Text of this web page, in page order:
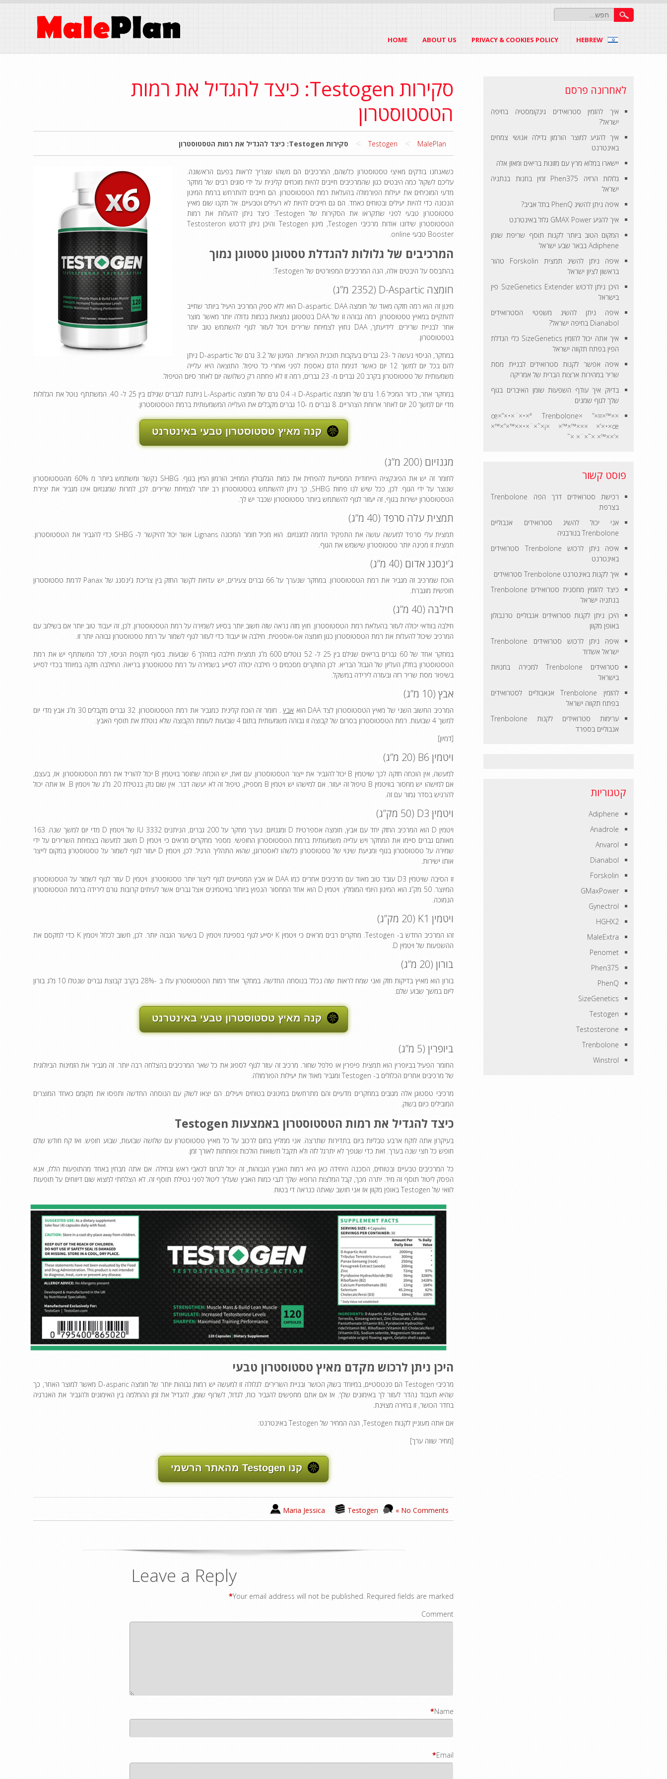
HOME ABOUT US PRIVACY & COOKIES POLICY HEBREW
סקירות Testogen: כיצד להגדיל את רמות
הטסטוסטרון
MalePlan
>
Testogen
> סקירות Testogen: כיצד להגדיל את רמות הטסטוסטרון
כשאנחנו בודקים מאיצי טסטוסטרון כלשהם, המרכיבים הם משהו שצריך לראות בפעם הראשונה.
עליכם לשקול כמה היבטים כגון שהמרכיבים חייבים להיות מוכחים קלינית על ידי סוגים רבים של מחקר
מדעי המוכיחים את יעילות הפורמולה בהעלאת רמת הטסטוסטרון. הם חייבים להתרחש ברמת המינון
הנכונה כדי להיות יעילים ובטוחים כאחד. הם גם חייבים להיות לא רעילים וטבעיים. אל תקנו שום מאיץ
טסטוסטרון טבעי לפני שתקראו את הסקירות של Testogen: כיצד ניתן להעלות את רמות
הטסטוסטרון שידונו אודות מרכיבי Testogen, מינון Testogen והיכן ניתן לרכוש Testosteron
Booster טבעי online.
המרכיבים של גלולות להגדלת טסטוגן טסטוגן נמוך
בהתבסס על היבטים אלה, הנה המרכיבים המפורטים של Testogen:
חומצה D-Aspartic (2352 מ”ג)
מינון זה הוא רמה חזקה מאוד של חומצה D-aspartic. DAA הוא ללא ספק המרכיב היעיל ביותר שחייב
להתקיים במאיץ טסטוסטרון. רמה גבוהה זו של DAA בטסטוגן נמצאת בכמות גדולה יותר מאשר מוצר
אחר לבניית שרירים. לידיעתך, DAA נחוץ לצמיחת שרירים ויכול לעזור לגוף להשתמש טוב יותר
בטסטוסטרון.
במחקר, הניסוי נעשה ל -23 גברים בעקבות תוכנית הפוריות. המינון של 3.2 גרם של D-aspartic ניתן
להם בכל יום למשך 12 יום כאשר דגימת הדם נאספת לפני ואחרי כל טיפול. התוצאה היא עלייה
משמעותית של טסטוסטרון בקרב 20 גברים מ- 23 גברים, רמה זו לא פחתה רק כשלושה יום לאחר סיום הטיפול.
במחקר אחר, כדור המכיל 1.6 גרם של חומצה D-Aspartic ו- 0.4 גרם של חומצה L-Aspartic ניתנת לגברים שגילם בין 25 ל- 40. המשתתף נוטל את הגלולות
מדי יום למשך 20 יום לאחר ארוחת הצהריים. 8 גברים מ -10 גברים מקבלים את העלייה המשמעותית ברמת הטסטוסטרון.
קנה מאיץ טסטוסטרון טבעי באינטרנט
מגנזיום (200 מ”ג)
לחומר זה יש את הפונקציה הייחודית המסייעת להפחית את כמות הגלובולין המחייב הורמון המין בגוף. SHBG נקשר ומשתמש ביותר מ 60% מהטסטוסטרון
שנוצר על ידי הגוף. לכן, ככל שיש לנו פחות SHBG, כך ניתן להשתמש בטסטוסטרון רב יותר לצמיחת שרירים. לכן, למרות שמגנזיום אינו מגביר את יצירת
הטסטוסטרון ישירות בגוף, זה יעזור לגוף להשתמש ביותר טסטוסטרון שכבר יש לך.
תמצית עלה סרפד (40 מ”ג)
תמצית עלי סרפד למעשה עושה את התפקיד הדומה למגנזיום. הוא מכיל חומר המכונה Lignans אשר יכול להיקשר ל- SHBG כדי להגביר את הטסטוסטרון.
תמצית זו מכינה יותר טסטוסטרון שישמש את הגוף.
ג’ינסנג אדום (40 מ”ג)
הוכח שמרכיב זה מגביר את רמת הטסטוסטרון. במחקר שנערך על 66 גברים צעירים, יש עדויות לקשר החזק בין צריכת ג’ינסנג של Panax לרמת טסטוסטרון
חופשית מוגברת.
חילבה (40 מ”ג)
חילבה בוודאי יכולה לעזור בהעלאת רמת הטסטוסטרון. חוץ מזה נראה שזה חשוב יותר בסיוע לשמירה על רמת הטסטוסטרון. לכן, זה יעבוד טוב יותר אם בשילוב עם
המרכיב שיכול להעלות את רמת הטסטוסטרון כגון חומצה אס-אספטית. חילבה אז יעבוד כדי לעזור לגוף לשמור על רמת טסטוסטרון גבוהה יותר זו.
במחקר אחד של 60 גברים בריאים שגילם בין 25 ל- 52 נוטלים 600 מ”ג תמצית חילבה במהלך 6 שבועות. בסוף תקופת הניסוי, לכל המשתתף יש את רמת
הטסטוסטרון בחלק העליון של הגבול הבריא. לכן החוקרים מסכמים כי חילבה יכולה לסייע בשמירה על רמת טסטוסטרון בריאה. החילבה חזקה במיוחד בכדי לסייע
בשיפור מסת שריר רזה ובעזרה לירידה במשקל.
אבץ (10 מ”ג)
המרכיב החשוב השני של מאיץ הטסטוסטרון לצד DAA הוא אבץ
. חומר זה הוכח קלינית כמגביר את רמת הטסטוסטרון. 32 גברים מקבלים 30 מ”ג אבץ מדי יום
למשך 4 שבועות. רמת הטסטוסטרון בסרום של קבוצה זו גבוהה משמעותית בתום 4 שבועות לעומת הקבוצה שלא נוטלת את תוסף האבץ.
[דמיון]
ויטמין B6 (20 מ”ג)
למעשה, אין הוכחה חזקה לכך שויטמין B יכול להגביר את ייצור הטסטוסטרון. עם זאת, יש הוכחה שחוסר בויטמין B יכול להוריד את רמת הטסטוסטרון. אז, בעצם,
אם למישהו יש מחסור בוויטמין B טיפול זה יעזור. אם למישהו יש ויטמין B מספיק, טיפול זה לא יעשה דבר. אין שום נזק בנטילת 20 מ”ג של ויטמין B. אז אתה יכול
להרגיש בסדר גמור עם זה.
ויטמין D3 (50 מק”ג)
ויטמין D הוא המרכיב החזק יחד עם אבץ, חומצה אספרטית D ומגנזיום. נערך מחקר על 200 גברים, הניתנים 3332 IU של ויטמין D מדי יום למשך שנה. 163
מאותם גברים סיימו את המחקר ויש עלייה משמעותית ברמת הטסטוסטרון החופשי. מספר מחקרים מראים כי ויטמין D חשוב למעשה בצמיחת השרירים על ידי
שמירה על טסטוסטרון בגוף ומניעת שינוי של טסטוסטרון כלשהו לאסטרוגן, שהוא התהליך הרגיל. לכן, ויטמין D יעזור לגוף לשמור על טסטוסטרון במקום לייצר
אותו ישירות.
זו הסיבה שויטמין D3 עובד טוב מאוד עם מרכיבים אחרים כמו DAA או אבץ המסייעים לגוף ליצור יותר טסטוסטרון. ויטמין D עוזר לגוף לשמור על הטסטוסטרון
המיוצר. 50 מק”ג הוא המינון היומי המומלץ. ויטמין D הוא אחד המחסור הנפוץ ביותר בוויטמינים אצל גברים אשר לעיתים קרובות גורם לירידה ברמת הטסטוסטרון
הנמוכה.
ויטמין K1 (20 מק”ג)
זהו המרכיב החדש ב- Testogen. מחקרים רבים מראים כי ויטמין K יסייע לגוף בספיגת ויטמין D בשיעור הגבוה יותר. לכן, חשוב לכלול ויטמין K כדי למקסם את
ההשפעות של ויטמין D.
בורון (20 מ”ג)
בורון הוא מאיץ בדיקות חזק ואני שמח לראות שזה נכלל בנוסחה החדשה. במחקר אחד רמות הטסטוסטרון עלו ב -28% בקרב קבוצת גברים שנטלו 10 מ”ג בורון
ליום במשך שבוע שלם.
קנה מאיץ טסטוסטרון טבעי באינטרנט
ביופרין (5 מ”ג)
החומר הפעיל בביופרין הוא תמצית פיפרין או פלפל שחור. מרכיב זה עוזר לגוף לספוג את כל שאר המרכיבים בהצלחה רבה יותר. זה מגביר את הזמינות הביולוגית
של מרכיבים אחרים הכלולים ב- Testogen ומגביר מאוד את יעילות הפורמולה.
מרכיבי טסטוגן אלה מגובים במחקרים מדעיים והם מתרחשים במינונים בטוחים ויעילים. הם יצאו לשוק עם הנוסחה החדשה ותפסו את מקומם כאחד המוצרים
המובילים כיום בשוק.
כיצד להגדיל את רמות הטסטוסטרון באמצעות Testogen
בעיקרון אתה לוקח ארבע טבליות ביום בתדירות שתרצה. אני ממליץ בחום לרכוב על כל מאיץ טסטוסטרון עם שלושה שבועות, שבוע חופש. ואז קח חודש שלם
חופש כל חצי שנה בערך. זאת כדי שגופך לא יתרגל לזה ולא תקבל תשואות הולכות ופוחתות לאורך זמן.
כל המרכיבים טבעיים ובטוחים, הסכנה היחידה כאן היא רמות האבץ הגבוהות, זה יכול לגרום לכאבי ראש ובחילה. אם אתה מבחין באחד מהתופעות הללו, אנא
הפסק ליטול תוסף זה מיד. יתרה מכך, קבל המלצות הרופא שלך לגבי כמות האבץ שעליך ליטול לפני נטילת תוסף זה. לא הצלחתי למצוא שום דיווחים על תופעות
לוואי של Testogen באופן מקוון אז אני חושב שאתה כנראה די בטוח.
היכן ניתן לרכוש מקדם מאיץ טסטוסטרון טבעי
מרכיבי Testogen הם פנטסטיים, במיוחד בשוק הכושר ובניית השרירים. לגלולה זו למעשה יש רמות גבוהות יותר של חומצה D-asparic מאשר למוצר האחר, כך
שהיא תעבוד נהדר לעזור לך באימונים שלך. אז אם אתם מחפשים להגביר כוח, לגדול, לשרוף שומן, להגדיל את זמן ההחלמה בין האימונים ולהגביר את האנרגיה
בחדר הכושר, זו בחירה מצוינת.
אם אתה מעוניין לקנות Testogen, הנה המחיר של Testogen באינטרנט:
[מחיר שווה ערך]
קנו Testogen מהאתר הרשמי
Maria Jessica Testogen No Comments »
Leave a Reply
Your email address will not be published.Required fields are marked
*
Comment
Name
*
Email
*
לאחרונה פרסם
איך להזמין סטרואידים גינקומסטיה בחיפה
ישראל?
איך להגיע למוצר הורמון גדילה אנושי צמחים
באינטרנט
יישארו במלוא מרץ עם מזונות בריאים ומאזן אלה
גלולות הרזיה Phen375 זמין בחנות בנתניה
ישראל
איפה ניתן להשיג PhenQ בתל אביב?
איך להגיע GMAX Power גלול באינטרנט
המקום הטוב ביותר לקנות תוסף שריפת שומן
Adiphene בבאר שבע ישראל
איפה ניתן להשיג תמצית Forskolin טהור
בראשון לציון ישראל
היכן ניתן לרכוש SizeGenetics Extender פין
בישראל
איפה ניתן להשיג משפטי הסטרואידים
Dianabol בחיפה ישראל?
איך אתה יכול להזמין SizeGenetics כלי הגדלת
הפין בפתח תקווה ישראל
איפה אפשר לקנות סטרואידים לבניית מסת
שריר במהירות ארצות הברית של אמריקה
בדיוק איך עודף השפעות שומן האיברים בגוף
שלך לגוף שמנים
××™×¤×” ×œ×”×•×¨×•×ª Trenbolone
×× ×‘×•×œ×™×™× ×¡×˜×¨×•××™×“×™×
×‘××™× ×˜×¨× ×˜
פוסט קשור
רכישת סטרואידים דרך הפה Trenbolone
בצרפת
אני יכול להשיג סטרואידים אנבוליים
Trenbolone בנורבגיה
איפה ניתן לרכוש Trenbolone סטרואידים
באינטרנט
איך לקנות באינטרנט Trenbolone סטרואידים
כיצד להזמין מחסנית סטרואידים Trenbolone
בנתניה ישראל
היכן ניתן לקנות סטרואידים אנבוליים טרנבולון
באופן מקוון
איפה ניתן לרכוש סטרואידים Trenbolone
ישראל אשדוד
סטרואידים Trenbolone למכירה בחנויות
בישראל
להזמין Trenbolone אנאבוליים לסטרואידים
בפתח תקווה ישראל
ערימות סטרואידים לקנות Trenbolone
אנבוליים בספרד
קטגוריות
Adiphene
Anadrole
Anvarol
Dianabol
Forskolin
GMaxPower
Gynectrol
HGHX2
MaleExtra
Penomet
Phen375
PhenQ
SizeGenetics
Testogen
Testosterone
Trenbolone
Winstrol